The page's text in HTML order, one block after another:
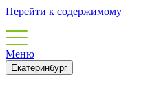
Перейти к содержимому
Меню
Екатеринбург